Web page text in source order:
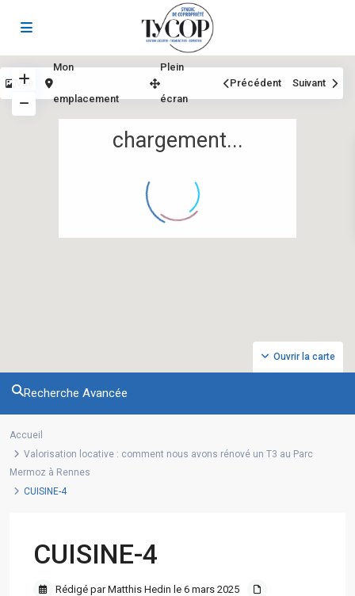
chargement...
Ouvrir la carte
Vue
Mon
emplacement
Plein
écran
Précédent Suivant
Recherche Avancée
Accueil
Valorisation locative : comment nous avons rénové un T3 au Parc
Mermoz à Rennes
CUISINE-4
CUISINE-4
Rédigé par Matthis Hedin le 6 mars 2025